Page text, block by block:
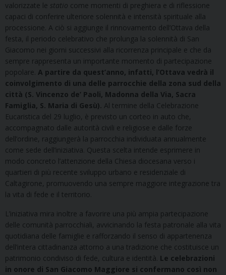
valorizzate le statio come momenti di preghiera e di riflessione
capaci di conferire ulteriore solennità e intensità spirituale alla
processione. A ciò si aggiunge il rinnovamento dell’Ottava della
festa, il periodo celebrativo che prolunga la solennità di San
Giacomo nei giorni successivi alla ricorrenza principale e che da
sempre rappresenta un importante momento di partecipazione
popolare. A partire da quest’anno, infatti, l’Ottava vedrà il
coinvolgimento di una delle parrocchie della zona sud della
città (S. Vincenzo de’ Paoli, Madonna della Via, Sacra
Famiglia, S. Maria di Gesù). Al termine della Celebrazione
Eucaristica del 29 luglio, è previsto un corteo in auto che,
accompagnato dalle autorità civili e religiose e dalle forze
dell’ordine, raggiungerà la parrocchia individuata annualmente
come sede dell’iniziativa. Questa scelta intende esprimere in
modo concreto l’attenzione della Chiesa diocesana verso i
quartieri di più recente sviluppo urbano e residenziale di
Caltagirone, promuovendo una sempre maggiore integrazione tra
la vita di fede e il territorio.
L’iniziativa mira inoltre a favorire una più ampia partecipazione
delle comunità parrocchiali, avvicinando la festa patronale alla vita
quotidiana delle famiglie e rafforzando il senso di appartenenza
dell’intera cittadinanza attorno a una tradizione che costituisce un
patrimonio condiviso di fede, cultura e identità. Le celebrazioni
in onore di San Giacomo Maggiore si confermano così non